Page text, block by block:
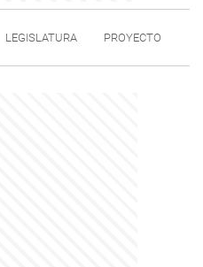
LEGISLATURA PROYECTO